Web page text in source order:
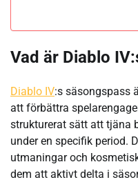
Vad är Diablo
Diablo IV:s säsongspass
att förbättra
strukturerat sätt att tjäna
under en specifik period.
utmaningar och
dem att aktivt delta i